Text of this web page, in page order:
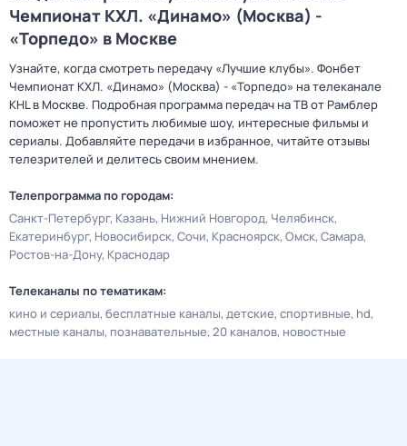
Чемпионат КХЛ. «Динамо» (Москва) -
«Торпедо» в Москве
Узнайте, когда смотреть передачу «Лучшие клубы». Фонбет
Чемпионат КХЛ. «Динамо» (Москва) - «Торпедо» на телеканале
KHL в Москве. Подробная программа передач на ТВ от Рамблер
поможет не пропустить любимые шоу, интересные фильмы и
сериалы. Добавляйте передачи в избранное, читайте отзывы
телезрителей и делитесь своим мнением.
Телепрограмма по городам:
Санкт-Петербург Казань Нижний Новгород Челябинск
Екатеринбург Новосибирск Сочи Красноярск Омск Самара
Ростов-на-Дону Краснодар
Телеканалы по тематикам:
кино и сериалы бесплатные каналы детские спортивные hd
местные каналы познавательные 20 каналов новостные